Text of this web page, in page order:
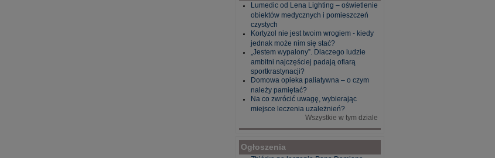
Lumedic od Lena Lighting – oświetlenie
obiektów medycznych i pomieszczeń
czystych
Kortyzol nie jest twoim wrogiem - kiedy
jednak może nim się stać?
„Jestem wypalony”. Dlaczego ludzie
ambitni najczęściej padają ofiarą
sportkrastynacji?
Domowa opieka paliatywna – o czym
należy pamiętać?
Na co zwrócić uwagę, wybierając
miejsce leczenia uzależnień?
Wszystkie w tym dziale
Ogłoszenia